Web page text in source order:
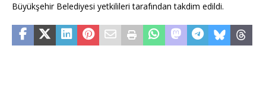
Büyükşehir Belediyesi yetkilileri tarafından takdim edildi.